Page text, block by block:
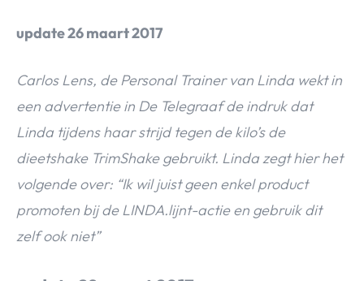
update 26 maart 2017
Carlos Lens, de Personal Trainer van Linda wekt in
een advertentie in De Telegraaf de indruk dat
Linda tijdens haar strijd tegen de kilo’s de
dieetshake TrimShake gebruikt. Linda zegt hier het
volgende over: “Ik wil juist geen enkel product
promoten bij de LINDA.lijnt-actie en gebruik dit
zelf ook niet”